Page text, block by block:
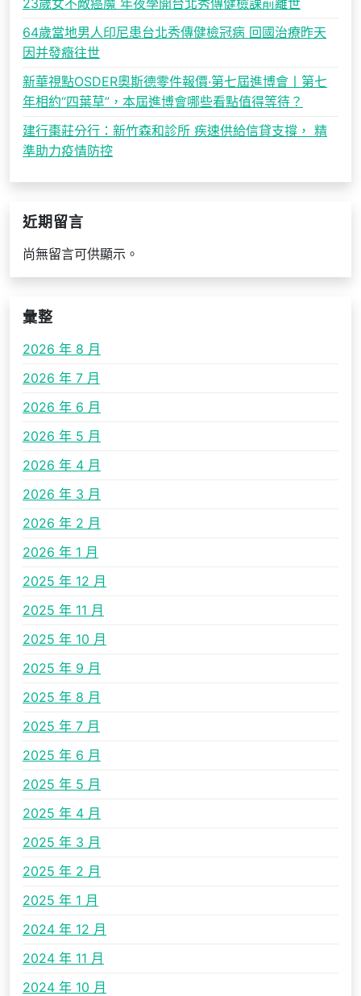
23歲女不敵癌魔 年夜學開台北秀傳健檢課前離世
64歲當地男人印尼患台北秀傳健檢冠病 回國治療昨天
因并發癥往世
新華視點OSDER奧斯德零件報價·第七屆進博會丨第七
年相約“四葉草”，本屆進博會哪些看點值得等待？
建行棗莊分行：新竹森和診所 疾速供給信貸支撐， 精
準助力疫情防控
近期留言
尚無留言可供顯示。
彙整
2026 年 8 月
2026 年 7 月
2026 年 6 月
2026 年 5 月
2026 年 4 月
2026 年 3 月
2026 年 2 月
2026 年 1 月
2025 年 12 月
2025 年 11 月
2025 年 10 月
2025 年 9 月
2025 年 8 月
2025 年 7 月
2025 年 6 月
2025 年 5 月
2025 年 4 月
2025 年 3 月
2025 年 2 月
2025 年 1 月
2024 年 12 月
2024 年 11 月
2024 年 10 月